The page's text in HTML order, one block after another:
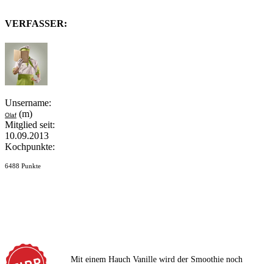
VERFASSER:
Unsername:
Olaf (m)
Mitglied seit:
10.09.2013
Kochpunkte:
6488 Punkte
Mit einem Hauch Vanille wird der Smoothie noch